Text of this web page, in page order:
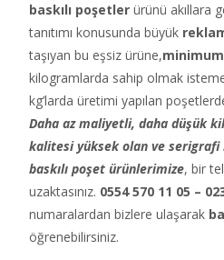
baskılı poşetler ürünü akıllara
tanıtımı konusunda büyük
taşıyan bu eşsiz ürüne,
kilogramlarda sahip olmak
kg’larda üretimi yapılan
Daha az maliyetli, daha düşük
kalitesi yüksek olan ve serigrafi
baskılı poşet ürünlerimize, bir
uzaktasınız. 0554 570 11 05 –
numaralardan bizlere ulaşarak
öğrenebilirsiniz.